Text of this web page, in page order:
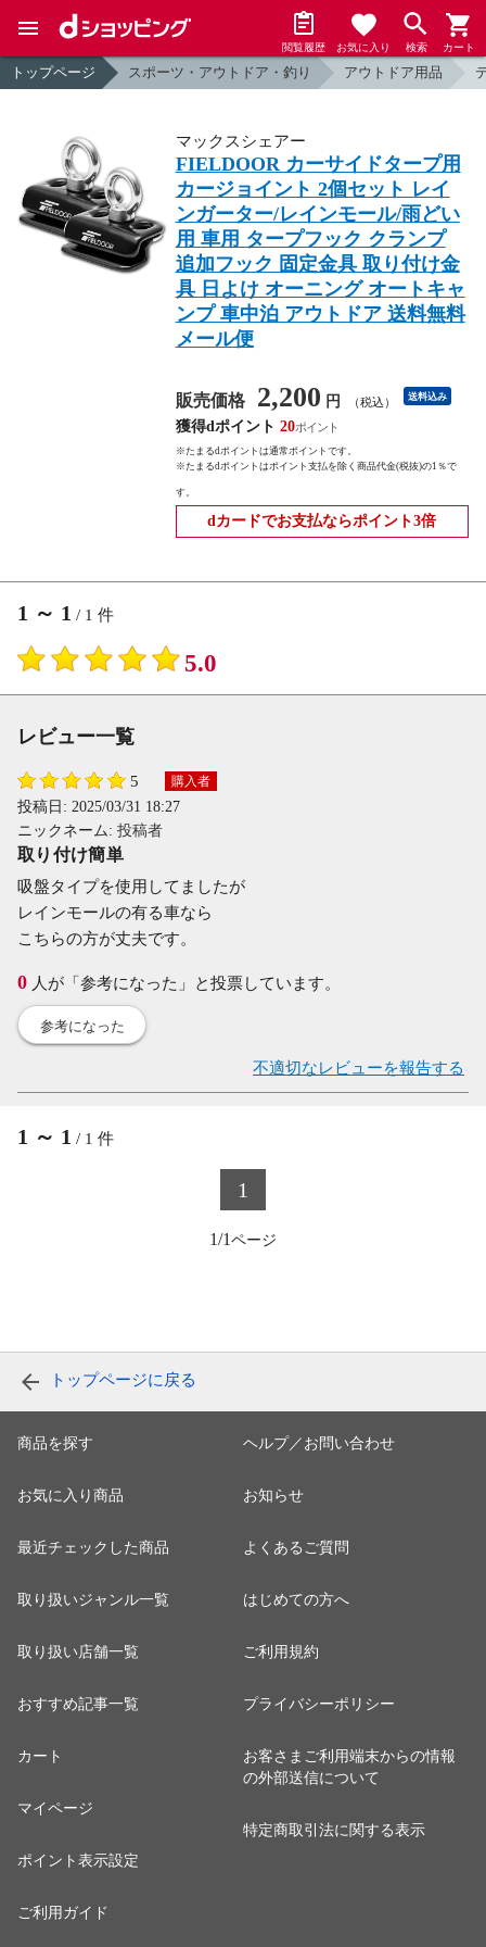
閲覧履歴 お気に入り 検索 カート
トップページ スポーツ・アウトドア・釣り アウトドア用品
マックスシェアー
FIELDOOR カーサイドタープ用
カージョイント 2個セット レイ
ンガーター/レインモール/雨どい
用 車用 タープフック クランプ
追加フック 固定金具 取り付け金
具 日よけ オーニング オートキャ
ンプ 車中泊 アウトドア 送料無料
メール便
販売価格 2,200 円 （税込） 送料込み
獲得dポイント 20
※たまるdポイントは通常ポイントです。
※たまるdポイントはポイント支払を除く商品代金(税抜)の1％で
す。
dカードでお支払ならポイント3倍
1 ～ 1 / 1 件
5.0
レビュー一覧
5 購入者
投稿日: 2025/03/31 18:27
ニックネーム: 投稿者
取り付け簡単
吸盤タイプを使用してましたが
レインモールの有る車なら
こちらの方が丈夫です。
0 人が「参考になった」と投票しています。
参考になった
不適切なレビューを報告する
1 ～ 1 / 1 件
1
1/1
トップページに戻る
商品を探す
お気に入り商品
最近チェックした商品
取り扱いジャンル一覧
取り扱い店舗一覧
おすすめ記事一覧
カート
マイページ
ポイント表示設定
ご利用ガイド
ヘルプ／お問い合わせ
お知らせ
よくあるご質問
はじめての方へ
ご利用規約
プライバシーポリシー
お客さまご利用端末からの情報
の外部送信について
特定商取引法に関する表示